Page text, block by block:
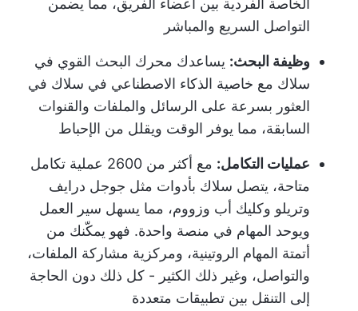
الخاصة الفردية بين أعضاء الفريق، مما يضمن
التواصل السريع والمباشر
وظيفة البحث: يساعدك محرك البحث القوي في
سلاك مع خاصية الذكاء الاصطناعي في سلاك في
العثور بسرعة على الرسائل والملفات والقنوات
السابقة، مما يوفر الوقت ويقلل من الإحباط
عمليات التكامل:
مع أكثر من 2600 عملية تكامل
متاحة، يتصل سلاك بأدوات مثل جوجل درايف
وتريلو وكليك أب وزووم، مما يسهل سير العمل
ويوحد المهام في منصة واحدة. فهو يمكّنك من
أتمتة المهام الروتينية، ومركزية مشاركة الملفات،
والتواصل، وغير ذلك الكثير - كل ذلك دون الحاجة
إلى التنقل بين تطبيقات متعددة